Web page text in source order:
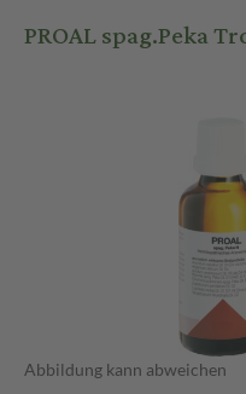
PROAL spag.Peka
Abbildung kann abweichen